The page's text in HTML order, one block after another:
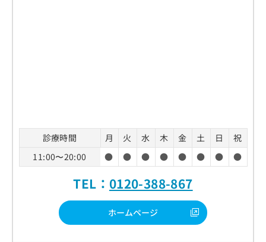
診療時間 月 火 水 木 金 土 日
祝
11:00〜20:00
● ● ● ● ● ● ● ●
TEL： 0120-388-867
ホームページ